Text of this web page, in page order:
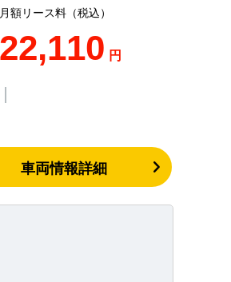
月額リース料（税込）
22,110 円
車両情報詳細